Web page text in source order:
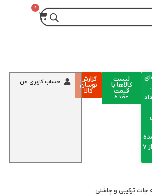
۱۷مرداد
می باشد (ثبت سفارش از 7
لیست
کالاها با
قیمت
عمده
گزارش
نوسان
کالا
حساب کاربری من
جات ترکیبی و چاشنی